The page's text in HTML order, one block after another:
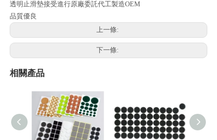
透明止滑墊接受進行原廠委託代工製造OEM
品質優良
上一條:
下一條:
相關產品